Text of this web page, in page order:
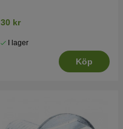
30 kr
I lager
Köp